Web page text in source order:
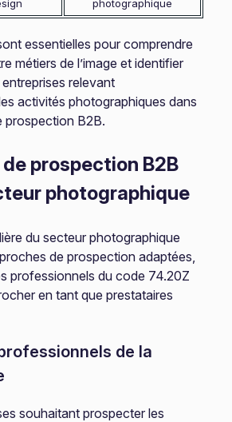
photographique
essentielles pour comprendre
métiers de l’image et identifier
relevant
activités photographiques dans
prospection B2B.
prospection B2B
photographique
du secteur photographique
de prospection adaptées,
professionnels du code 74.20Z
en tant que prestataires
de la
souhaitant prospecter les